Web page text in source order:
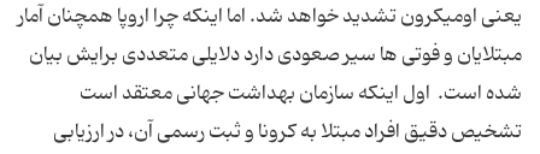
یعنی اومیکرون تشدید خواهد شد. اما اینکه چرا اروپا همچنان آمار
مبتلایان و فوتی ها سیر صعودی دارد دلایلی متعددی برایش بیان
شده است. اول اینکه سازمان بهداشت جهانی معتقد است
تشخیص دقیق افراد مبتلا به کرونا و ثبت رسمی آن، در ارزیابی